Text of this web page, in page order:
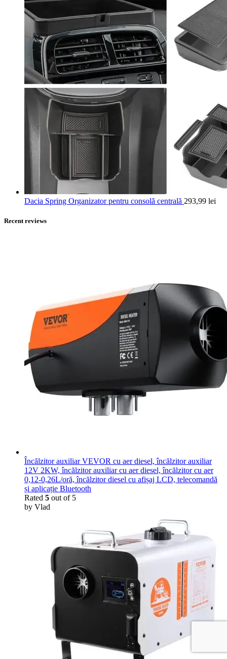
Dacia Spring Organizator pentru consolă centrală 293,99 lei
Recent reviews
Încălzitor auxiliar VEVOR cu aer diesel, încălzitor auxiliar
12V 2KW, încălzitor auxiliar cu aer diesel, încălzitor cu aer
0,12-0,26L/oră, încălzitor diesel cu afișaj LCD, telecomandă
și aplicație Bluetooth
Rated 5 out of 5
by Vlad